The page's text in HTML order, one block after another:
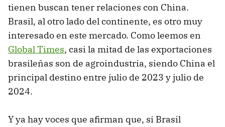
tienen buscan tener relaciones con China.
Brasil, al otro lado del continente, es otro muy
interesado en este mercado. Como leemos en
Global Times, casi la mitad de las exportaciones
brasileñas son de agroindustria, siendo China el
principal destino entre julio de 2023 y julio de
2024.
Y ya hay voces que afirman que, si Brasil